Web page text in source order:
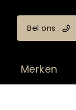
Bel ons
Merken